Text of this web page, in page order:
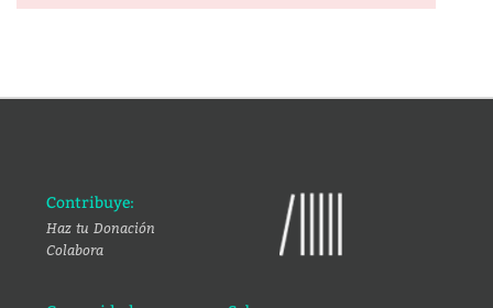
Contribuye:
Haz tu Donación
Colabora